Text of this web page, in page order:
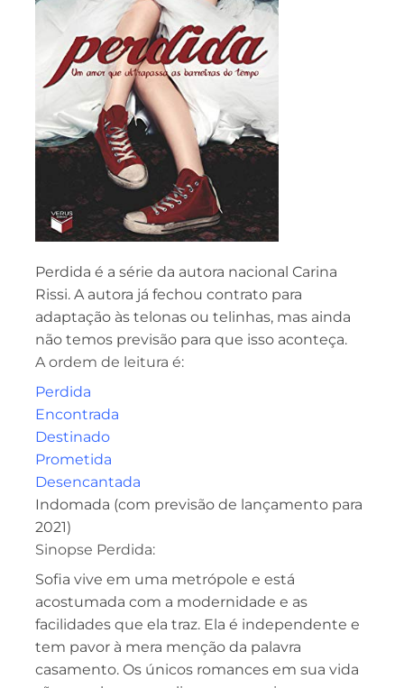
Perdida é a série da autora nacional Carina
Rissi. A autora já fechou contrato para
adaptação às telonas ou telinhas, mas ainda
não temos previsão para que isso aconteça.
A ordem de leitura é:
Perdida
Encontrada
Destinado
Prometida
Desencantada
Indomada (com previsão de lançamento para
2021)
Sinopse Perdida:
Sofia vive em uma metrópole e está
acostumada com a modernidade e as
facilidades que ela traz. Ela é independente e
tem pavor à mera menção da palavra
casamento. Os únicos romances em sua vida